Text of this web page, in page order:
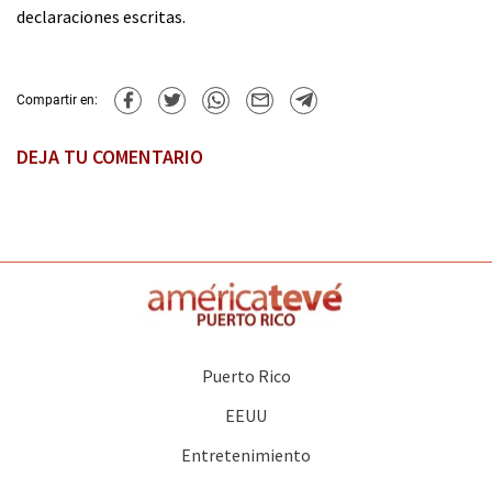
declaraciones escritas.
Compartir en:
DEJA TU COMENTARIO
Puerto Rico
EEUU
Entretenimiento